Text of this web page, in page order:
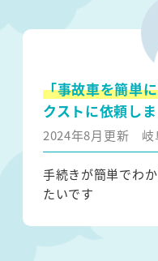
「事故車を簡単
クストに依頼しま
2024年8月更新
手続きが簡単でわ
たいです